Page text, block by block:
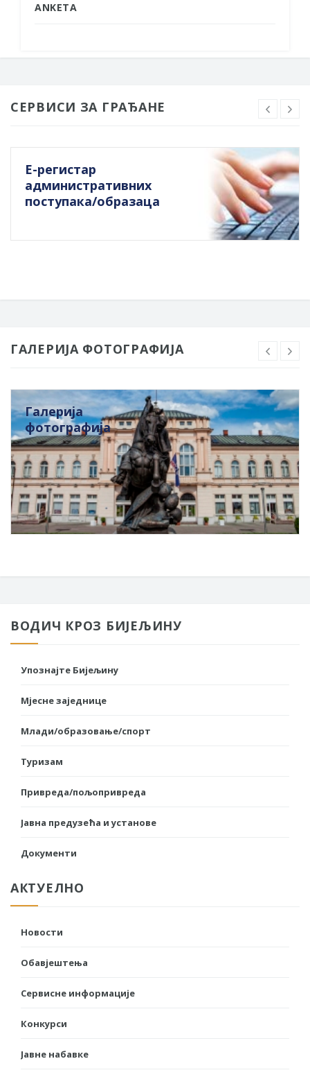
ANKETA
СЕРВИСИ ЗА ГРАЂАНЕ
Е-регистар
административних
поступака/образаца
ГАЛЕРИЈА ФОТОГРАФИЈА
Галерија
фотографија
ВОДИЧ КРОЗ БИЈЕЉИНУ
Упознајте Бијељину
Мјесне заједнице
Млади/образовање/спорт
Туризам
Привреда/пољопривреда
Јавна предузећа и установе
Документи
АКТУЕЛНО
Новости
Обавјештења
Сервисне информације
Конкурси
Јавне набавке